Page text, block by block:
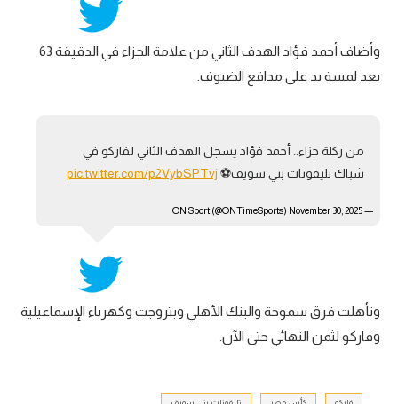
وأضاف أحمد فؤاد الهدف الثاني من علامة الجزاء في الدقيقة 63
بعد لمسة يد على مدافع الضيوف.
من ركلة جزاء.. أحمد فؤاد يسجل الهدف الثاني لفاركو في
شباك تليفونات بني سويف⚽️ pic.twitter.com/p2VybSPTvj
— ON Sport (@ONTimeSports)
November 30, 2025
وتأهلت فرق سموحة والبنك الأهلي وبتروجت وكهرباء الإسماعيلية
وفاركو لثمن النهائي حتى الآن.